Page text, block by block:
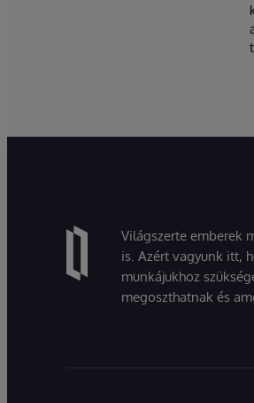
Világszerte emberek
is. Azért vagyunk itt,
munkájukhoz
megoszthatnak és